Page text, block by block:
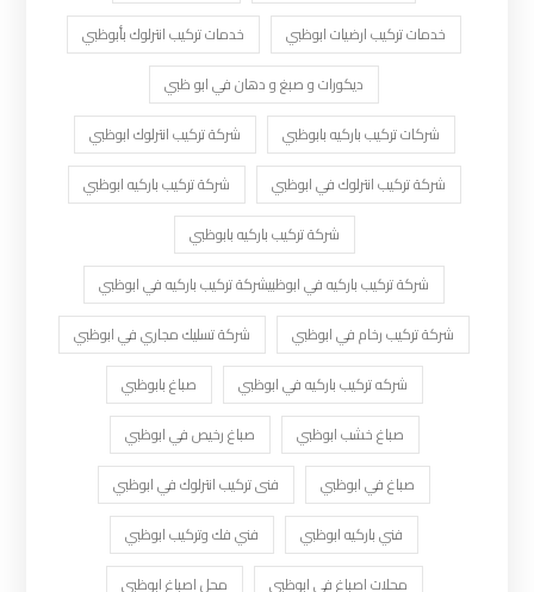
خدمات تركيب ارضيات ابوظبي
خدمات تركيب انترلوك بأبوظبي
ديكورات و صبغ و دهان في ابو ظبي
شركات تركيب باركيه بابوظبي
شركة تركيب انترلوك ابوظبي
شركة تركيب انترلوك في ابوظبي
شركة تركيب باركيه ابوظبي
شركة تركيب باركيه بابوظبي
شركة تركيب باركيه في ابوظبيشركة تركيب باركيه في ابوظبي
شركة تركيب رخام في ابوظبي
شركة تسليك مجاري في ابوظبي
شركه تركيب باركيه في ابوظبي
صباغ بابوظبي
صباغ خشب ابوظبي
صباغ رخيص في ابوظبي
صباغ في ابوظبي
فنى تركيب انترلوك في ابوظبي
فني باركيه ابوظبي
فني فك وتركيب ابوظبي
محلات اصباغ في ابوظبي
محل اصباغ ابوظبي